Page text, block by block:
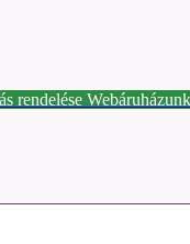
rendelése